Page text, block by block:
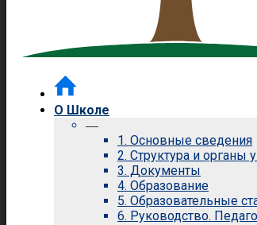
О Школе
—
1. Основные сведения
2. Структура и органы
3. Документы
4. Образование
5. Образовательные
6. Руководство.